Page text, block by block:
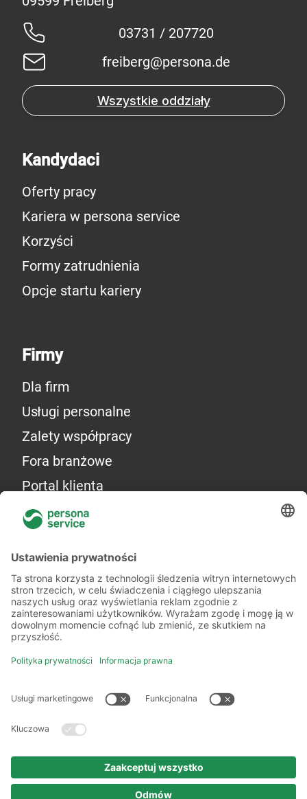
03731 / 207720
freiberg@persona.de
Wszystkie oddziały
Kandydaci
Oferty pracy
Kariera w persona service
Korzyści
Formy zatrudnienia
Opcje startu kariery
Firmy
Dla firm
Usługi personalne
Zalety współpracy
Fora branżowe
Portal klienta
Więcej o nas
Kilka słów o nas
Oddziały
Akademia
Informacje prawne
Polityka prywatności
Prawa autorskie